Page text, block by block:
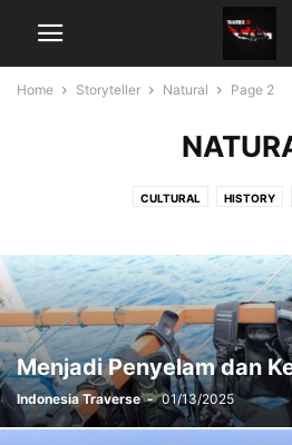
Home Storyteller Natural Page 2
CULTURAL HISTORY
Menjadi Penyelam dan
Indonesia Traverse - 01/13/2025